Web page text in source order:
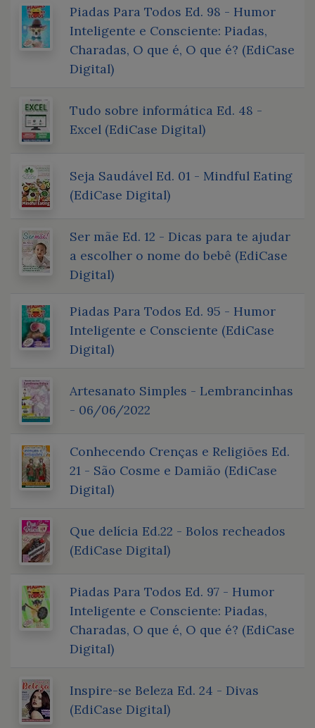
Piadas Para Todos Ed. 98 - Humor
Inteligente e Consciente: Piadas,
Charadas, O que é, O que é? (EdiCase
Digital)
Tudo sobre informática Ed. 48 -
Excel (EdiCase Digital)
Seja Saudável Ed. 01 - Mindful Eating
(EdiCase Digital)
Ser mãe Ed. 12 - Dicas para te ajudar
a escolher o nome do bebê (EdiCase
Digital)
Piadas Para Todos Ed. 95 - Humor
Inteligente e Consciente (EdiCase
Digital)
Artesanato Simples - Lembrancinhas
- 06/06/2022
Conhecendo Crenças e Religiões Ed.
21 - São Cosme e Damião (EdiCase
Digital)
Que delícia Ed.22 - Bolos recheados
(EdiCase Digital)
Piadas Para Todos Ed. 97 - Humor
Inteligente e Consciente: Piadas,
Charadas, O que é, O que é? (EdiCase
Digital)
Inspire-se Beleza Ed. 24 - Divas
(EdiCase Digital)